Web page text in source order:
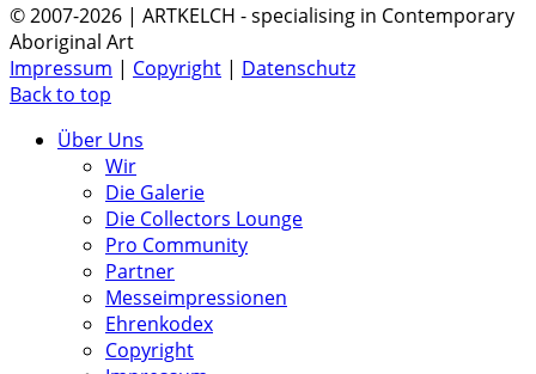
© 2007-2026 | ARTKELCH - specialising in Contemporary
Aboriginal Art
Impressum | Copyright | Datenschutz
Back to top
Über Uns
Wir
Die Galerie
Die Collectors Lounge
Pro Community
Partner
Messeimpressionen
Ehrenkodex
Copyright